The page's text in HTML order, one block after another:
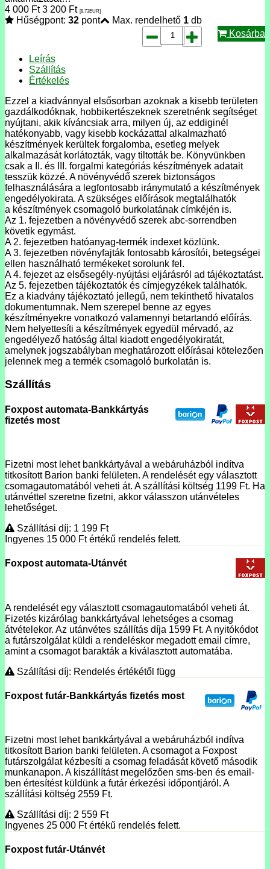
4 000 Ft 3 200 Ft [8.73EUR]
Hűségpont: 32 pont Max. rendelhető 1 db
Kosárba
Leírás
Szállítás
Értékelés
Ezzel a kiadvánnyal elsősorban azoknak a kisebb területen
gazdálkodóknak, hobbikertészeknek szeretnénk segítséget
nyújtani, akik kíváncsiak arra, milyen új, az eddiginél
hatékonyabb, vagy kisebb kockázattal alkalmazható
készítmények kerültek forgalomba, esetleg melyek
alkalmazását korlátozták, vagy tiltották be. Könyvünkben
csak a II. és III. forgalmi kategóriás készítmények adatait
tesszük közzé. A növényvédő szerek biztonságos
felhasználására a legfontosabb iránymutató a készítmények
engedélyokirata. A szükséges előírások megtalálhatók
a készítmények csomagoló burkolatának címkéjén is.
Az 1. fejezetben a növényvédő szerek abc-sorrendben
követik egymást.
A 2. fejezetben hatóanyag-termék indexet közlünk.
A 3. fejezetben növényfajták fontosabb károsítói, betegségei
ellen használható termékeket sorolunk fel.
A 4. fejezet az elsősegély-nyújtási eljárásról ad tájékoztatást.
Az 5. fejezetben tájékoztatók és címjegyzékek találhatók.
Ez a kiadvány tájékoztató jellegű, nem tekinthető hivatalos
dokumentumnak. Nem szerepel benne az egyes
készítményekre vonatkozó valamennyi betartandó előírás.
Nem helyettesíti a készítmények egyedül mérvadó, az
engedélyező hatóság által kiadott engedélyokiratát,
amelynek jogszabályban meghatározott előírásai kötelezően
jelennek meg a termék csomagoló burkolatán is.
Szállítás
Foxpost automata-Bankkártyás
fizetés most
Fizetni most lehet bankkártyával a webáruházból indítva
titkosított Barion banki felületen. A rendelését egy választott
csomagautomatából veheti át. A szállítási költség 1199 Ft. Ha
utánvéttel szeretne fizetni, akkor válasszon utánvételes
lehetőséget.
Szállítási díj: 1 199 Ft
Ingyenes 15 000 Ftértékű rendelés felett.
Foxpost automata-Utánvét
A rendelését egy választott csomagautomatából veheti át.
Fizetés kizárólag bankkártyával lehetséges a csomag
átvételekor. Az utánvétes szállítás díja 1599 Ft. A nyitókódot
a futárszolgálat küldi a rendeléskor megadott email címre,
amint a csomagot barakták a kiválasztott automatába.
Szállítási díj: Rendelés értékétől függ
Foxpost futár-Bankkártyás fizetés most
Fizetni most lehet bankkártyával a webáruházból indítva
titkosított Barion banki felületen. A csomagot a Foxpost
futárszolgálat kézbesíti a csomag feladását követő második
munkanapon. A kiszállítást megelőzően sms-ben és email-
ben értesítést küldünk a futár érkezési időpontjáról. A
szállítási költség 2559 Ft.
Szállítási díj: 2 559 Ft
Ingyenes 25 000 Ftértékű rendelés felett.
Foxpost futár-Utánvét